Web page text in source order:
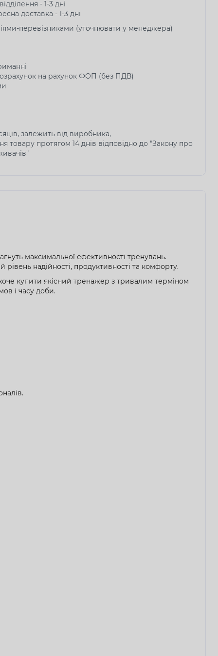
- 1-3 дні
доставка - 1-3 дні
перевізниками (уточнювати у менеджера)
на рахунок ФОП (без ПДВ)
залежить від виробника,
товару протягом 14 днів відповідно до "Закону про
максимальної ефективності тренувань.
надійності, продуктивності та комфорту.
купити якісний тренажер з тривалим терміном
і часу доби.